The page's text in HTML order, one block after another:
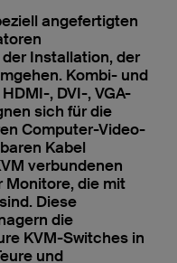
angefertigten
Installation, der
Kombi- und
, DVI-, VGA-
sich für die
Computer-Video-
Kabel
verbundenen
Monitore, die mit
Diese
die
KVM-Switches in
und